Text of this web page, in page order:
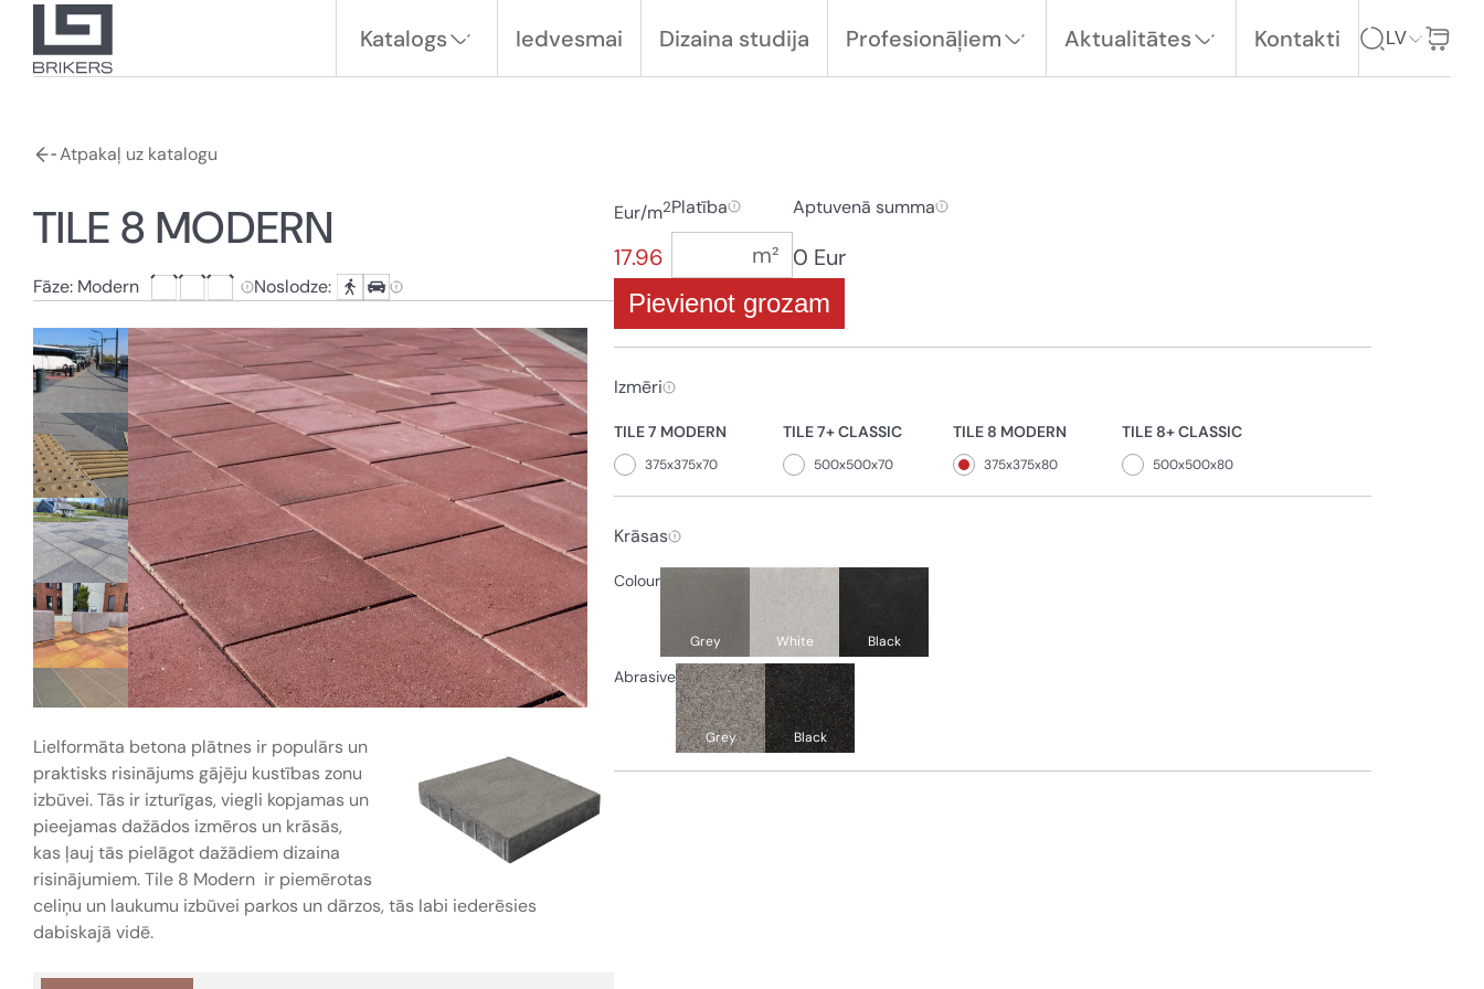
Katalogs Iedvesmai Dizaina studija Profesionāļiem Aktualitātes Kontakti LV
Atpakaļ uz katalogu
TILE 8 MODERN
Fāze: Modern Noslodze:
Lielformāta betona plātnes ir populārs un
praktisks risinājums gājēju kustības zonu
izbūvei. Tās ir izturīgas, viegli kopjamas un
pieejamas dažādos izmēros un krāsās,
kas ļauj tās pielāgot dažādiem dizaina
risinājumiem. Tile 8 Modern ir piemērotas
celiņu un laukumu izbūvei parkos un dārzos, tās labi iederēsies
dabiskajā vidē.
Eur/m2
17.96
Platība Aptuvenā summa
0 Eur
Pievienot grozam
Izmēri
TILE 7 MODERN
375x375x70
TILE 7+ CLASSIC
500x500x70
TILE 8 MODERN
375x375x80
TILE 8+ CLASSIC
500x500x80
Krāsas
Colour
Grey White Black
Abrasive
Grey Black